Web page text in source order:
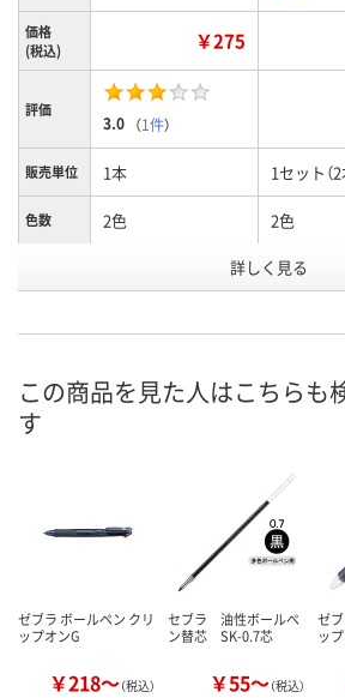
価格
(税込)
￥275
評価
3.0 （1件）
販売単位 1本 1セット（2
色数 2色 2色
ライトブル
号
お届け日
数量
詳しく見る
この商品を見た人はこちらも
す
ゼブラ ボールペン クリ
ップオンG
￥218～（税込）
セブラ 油性ボールペ
ン替芯 SK-0.7芯
￥55～（税込）
ゼ
ッ